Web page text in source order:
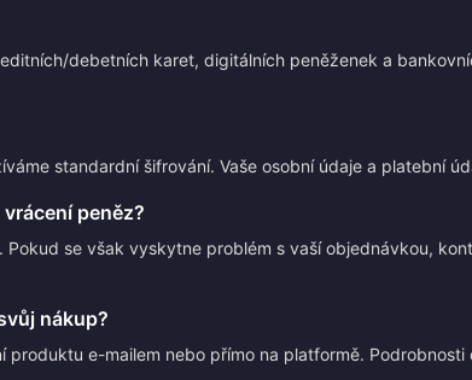
debetních karet, digitálních peněženek a
standardní šifrování. Vaše osobní údaje a platební
peněz?
se však vyskytne problém s vaší objednávkou,
nákup?
e-mailem nebo přímo na platformě.